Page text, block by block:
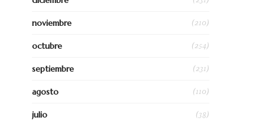
noviembre (210)
octubre (254)
septiembre (231)
agosto (110)
julio (38)